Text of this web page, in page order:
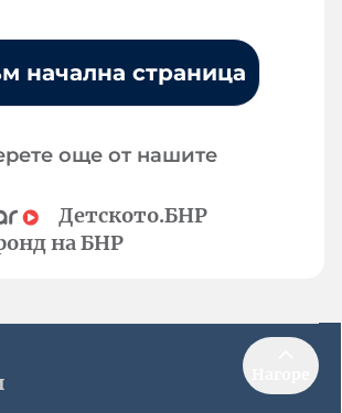
начална страница
още от нашите
Детското.БНР
на БНР